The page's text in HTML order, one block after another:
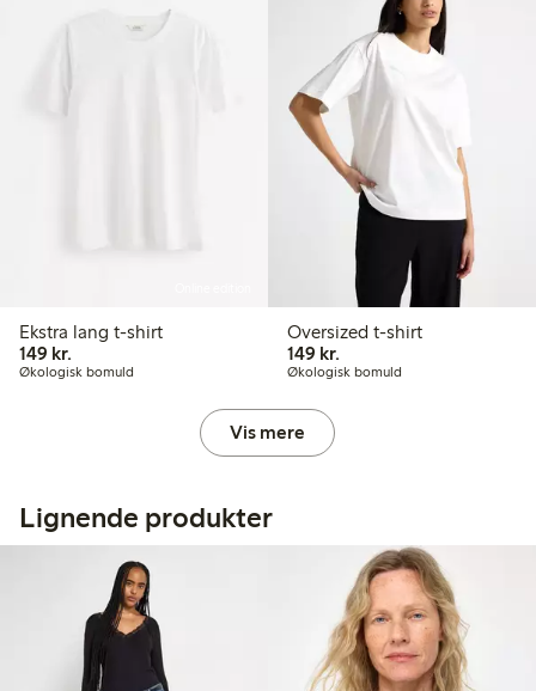
Ekstra lang t-shirt
149 kr.
Økologisk bomuld
Oversized t-shirt
149 kr.
Økologisk bomuld
Vis mere
Lignende produkter